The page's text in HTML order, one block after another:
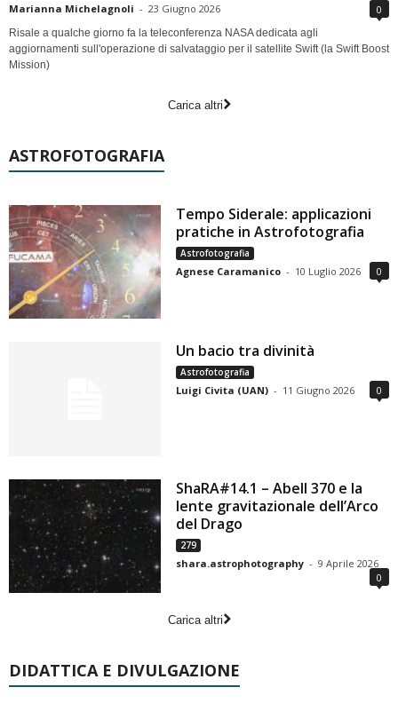
Marianna Michelagnoli - 23 Giugno 2026 0
Risale a qualche giorno fa la teleconferenza NASA dedicata agli
aggiornamenti sull'operazione di salvataggio per il satellite Swift (la Swift Boost
Mission)
Carica altri
ASTROFOTOGRAFIA
Tempo Siderale: applicazioni
pratiche in Astrofotografia
Astrofotografia
Agnese Caramanico - 10 Luglio 2026 0
Un bacio tra divinità
Astrofotografia
Luigi Civita (UAN) - 11 Giugno 2026 0
ShaRA#14.1 – Abell 370 e la
lente gravitazionale dell’Arco
del Drago
279
shara.astrophotography - 9 Aprile 2026
0
Carica altri
DIDATTICA E DIVULGAZIONE